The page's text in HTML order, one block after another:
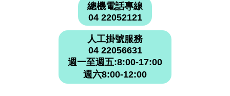
總機電話專線
04 22052121
人工掛號服務
04 22056631
週一至週五:8:00-17:00
週六8:00-12:00